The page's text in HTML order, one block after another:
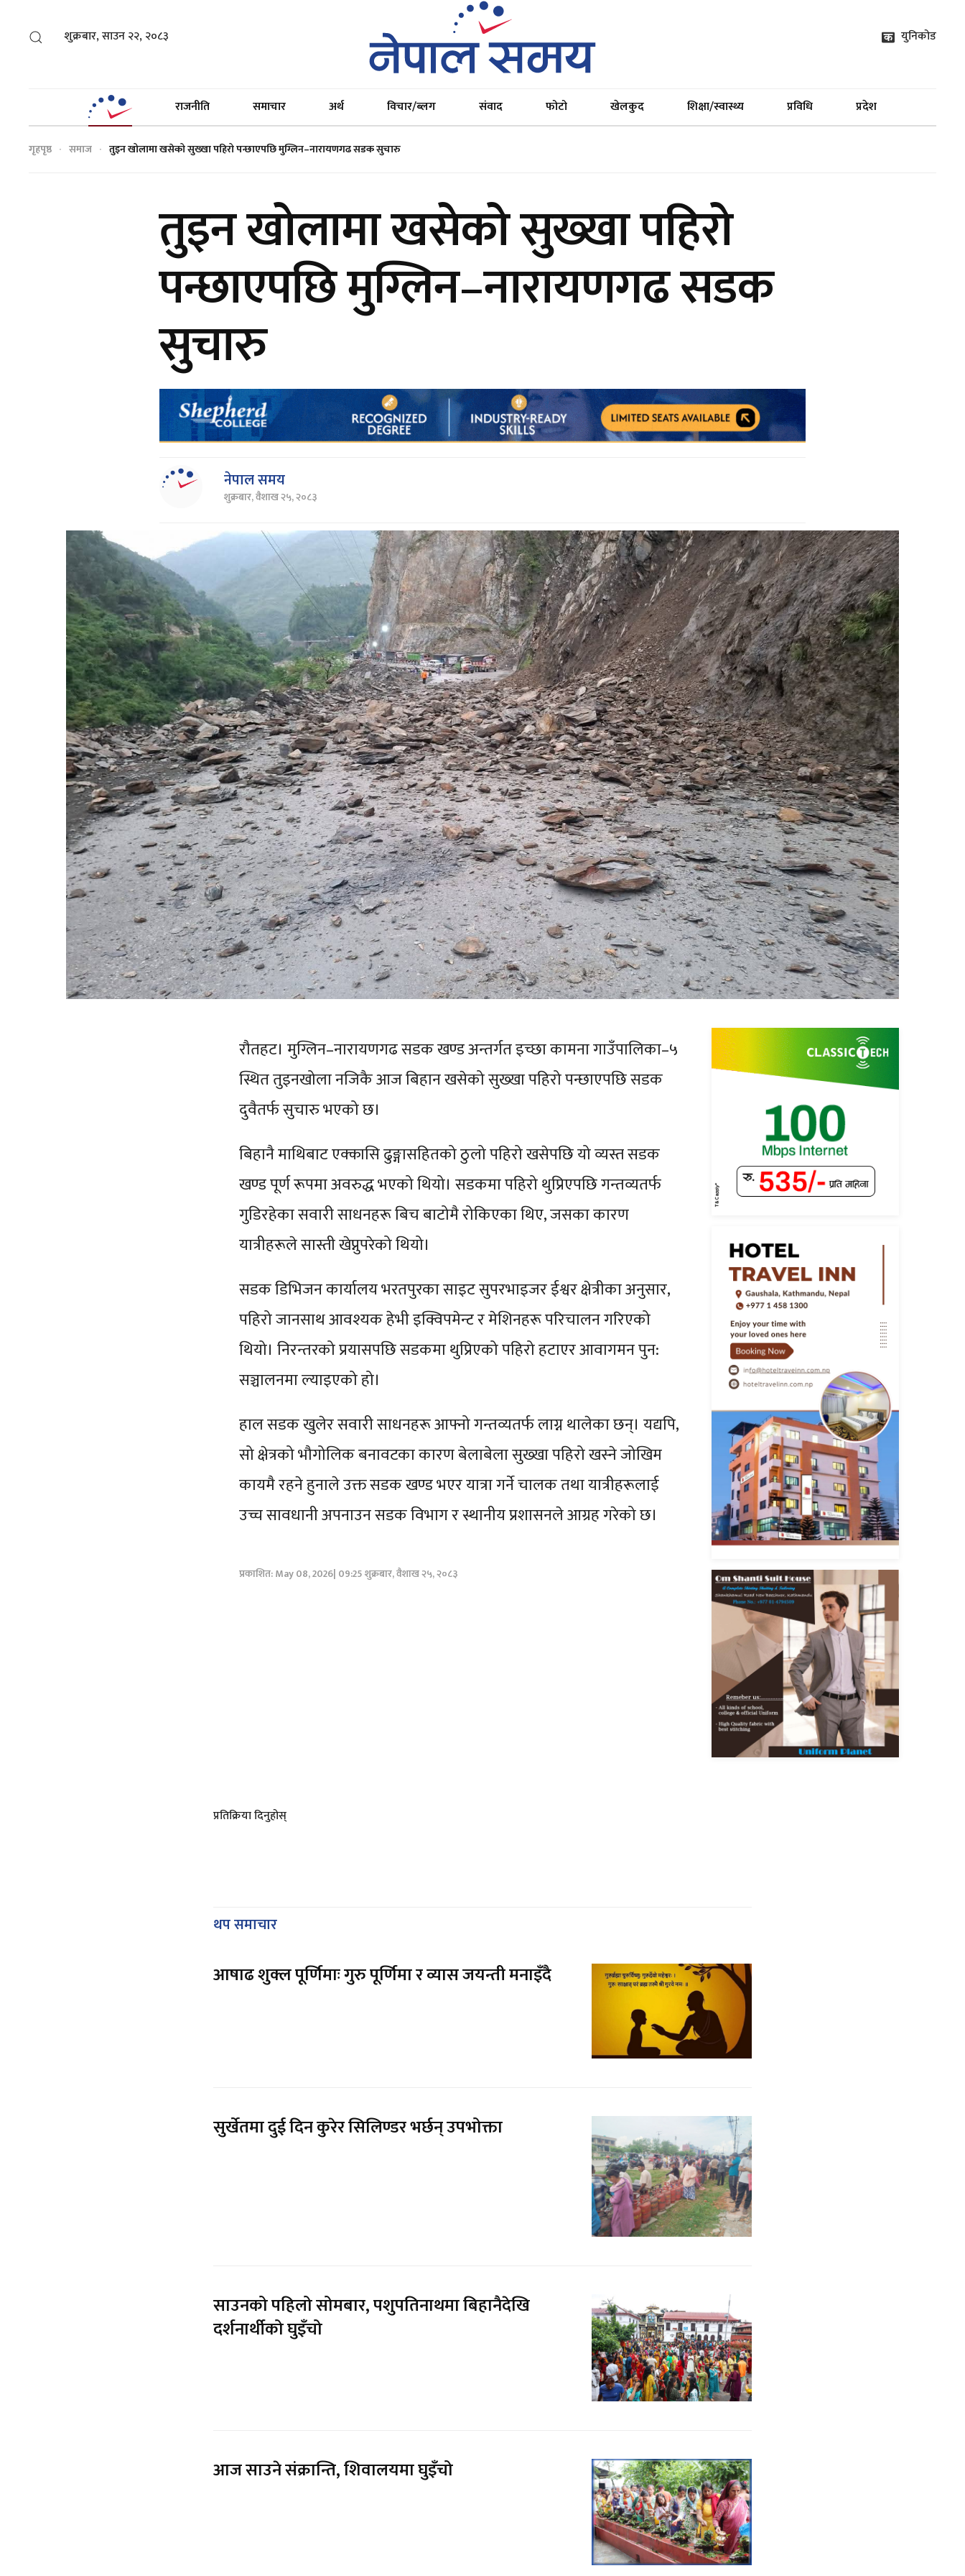
शुक्रबार, साउन २२, २०८३ युनिकोड
राजनीति समाचार अर्थ विचार/ब्लग संवाद फोटो खेलकुद शिक्षा/स्वास्थ्य प्रविधि प्रदेश
गृहपृष्ठ समाज तुइन खोलामा खसेको सुख्खा पहिरो पन्छाएपछि मुग्लिन–नारायणगढ सडक सुचारु
तुइन खोलामा खसेको सुख्खा पहिरो
पन्छाएपछि मुग्लिन–नारायणगढ सडक
सुचारु
नेपाल समय
शुक्रबार, वैशाख २५, २०८३
रौतहट। मुग्लिन–नारायणगढ सडक खण्ड अन्तर्गत इच्छा कामना गाउँपालिका–५
स्थित तुइनखोला नजिकै आज बिहान खसेको सुख्खा पहिरो पन्छाएपछि सडक
दुवैतर्फ सुचारु भएको छ।
बिहानै माथिबाट एक्कासि ढुङ्गासहितको ठुलो पहिरो खसेपछि यो व्यस्त सडक
खण्ड पूर्ण रूपमा अवरुद्ध भएको थियो। सडकमा पहिरो थुप्रिएपछि गन्तव्यतर्फ
गुडिरहेका सवारी साधनहरू बिच बाटोमै रोकिएका थिए, जसका कारण
यात्रीहरूले सास्ती खेप्नुपरेको थियो।
सडक डिभिजन कार्यालय भरतपुरका साइट सुपरभाइजर ईश्वर क्षेत्रीका अनुसार,
पहिरो जानसाथ आवश्यक हेभी इक्विपमेन्ट र मेशिनहरू परिचालन गरिएको
थियो। निरन्तरको प्रयासपछि सडकमा थुप्रिएको पहिरो हटाएर आवागमन पुन:
सञ्चालनमा ल्याइएको हो।
हाल सडक खुलेर सवारी साधनहरू आफ्नो गन्तव्यतर्फ लाग्न थालेका छन्। यद्यपि,
सो क्षेत्रको भौगोलिक बनावटका कारण बेलाबेला सुख्खा पहिरो खस्ने जोखिम
कायमै रहने हुनाले उक्त सडक खण्ड भएर यात्रा गर्ने चालक तथा यात्रीहरूलाई
उच्च सावधानी अपनाउन सडक विभाग र स्थानीय प्रशासनले आग्रह गरेको छ।
प्रकाशित: May 08, 2026| 09:25 शुक्रबार, वैशाख २५, २०८३
प्रतिक्रिया दिनुहोस्
थप समाचार
आषाढ शुक्ल पूर्णिमाः गुरु पूर्णिमा र व्यास जयन्ती मनाइँदै
सुर्खेतमा दुई दिन कुरेर सिलिण्डर भर्छन् उपभोक्ता
साउनको पहिलो सोमबार, पशुपतिनाथमा बिहानैदेखि
दर्शनार्थीको घुइँचो
आज साउने संक्रान्ति, शिवालयमा घुइँचो